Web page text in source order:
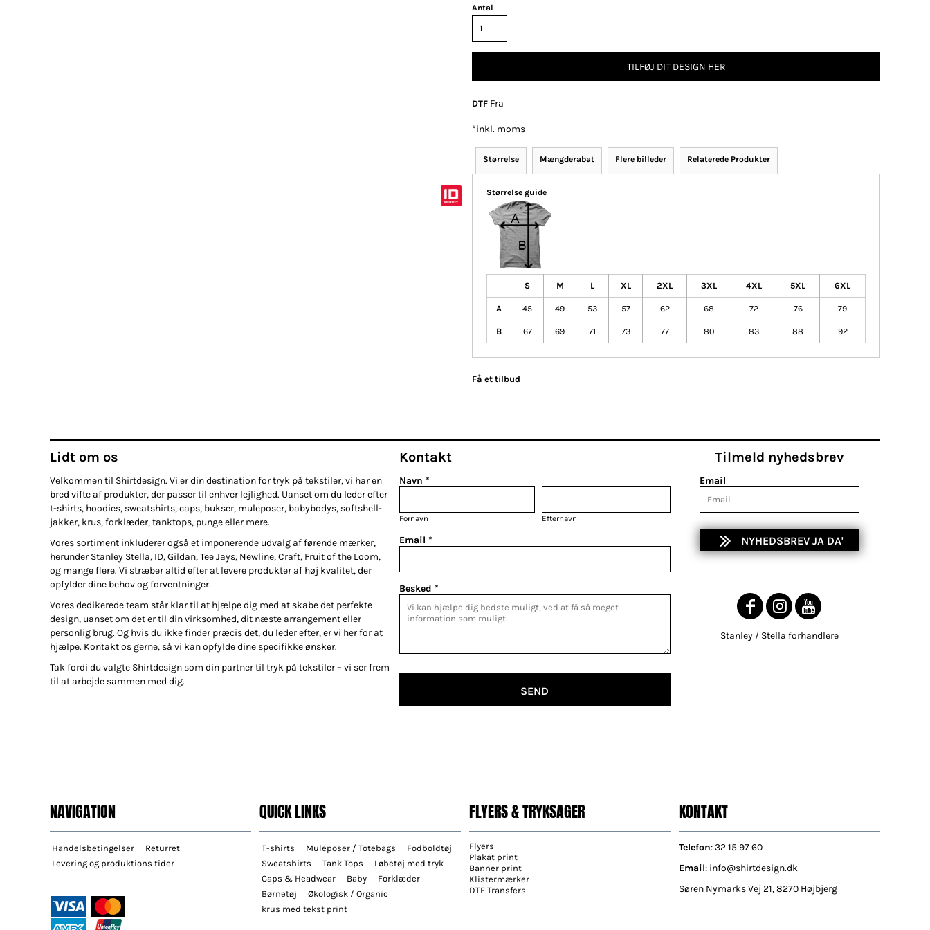
Antal
TILFØJ DIT DESIGN HER
DTF Fra
*inkl. moms
Størrelse Mængderabat Flere billeder Relaterede Produkter
Størrelse guide
S M L XL 2XL 3XL 4XL 5XL 6XL
A 45 49 53 57 62 68 72 76 79
B 67 69 71 73 77 80 83 88 92
Få et tilbud
Lidt om os
Velkommen til Shirtdesign. Vi er din destination for tryk på tekstiler, vi har en
bred vifte af produkter, der passer til enhver lejlighed. Uanset om du leder efter
t-shirts, hoodies, sweatshirts, caps, bukser, muleposer, babybodys, softshell-
jakker, krus, forklæder, tanktops, punge eller mere.
Vores sortiment inkluderer også et imponerende udvalg af førende mærker,
herunder Stanley Stella, ID, Gildan, Tee Jays, Newline, Craft, Fruit of the Loom,
og mange flere. Vi stræber altid efter at levere produkter af høj kvalitet, der
opfylder dine behov og forventninger.
Vores dedikerede team står klar til at hjælpe dig med at skabe det perfekte
design, uanset om det er til din virksomhed, dit næste arrangement eller
personlig brug. Og hvis du ikke finder præcis det, du leder efter, er vi her for at
hjælpe. Kontakt os gerne, så vi kan opfylde dine specifikke ønsker.
Tak fordi du valgte Shirtdesign som din partner til tryk på tekstiler – vi ser frem
til at arbejde sammen med dig.
Kontakt
Navn *
Fornavn Efternavn
Email *
Besked *
SEND
Tilmeld nyhedsbrev
Email
NYHEDSBREV JA DA'
Stanley / Stella forhandlere
NAVIGATION
Handelsbetingelser
Returret
Levering og produktions tider
QUICK LINKS
T-shirts Muleposer / Totebags
Fodboldtøj
Sweatshirts
Tank Tops
Løbetøj med tryk
Caps & Headwear
Baby
Forklæder
Børnetøj
Økologisk / Organic
krus med tekst print
FLYERS & TRYKSAGER
Flyers
Plakat print
Banner print
Klistermærker
DTF Transfers
KONTAKT
Telefon: 32 15 97 60
Email: info@shirtdesign.dk
Søren Nymarks Vej 21, 8270 Højbjerg
tekstiler